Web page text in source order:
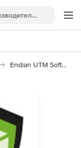
Endian UTM Software Appliance